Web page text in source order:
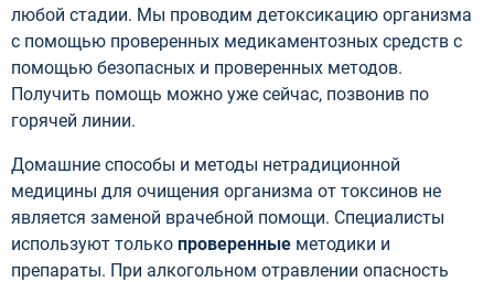
любой стадии. Мы проводим детоксикацию организма
с помощью проверенных медикаментозных средств с
помощью безопасных и проверенных методов.
Получить помощь можно уже сейчас, позвонив по
горячей линии.
Домашние способы и методы нетрадиционной
медицины для очищения организма от токсинов не
является заменой врачебной помощи. Специалисты
используют только проверенные методики и
препараты. При алкогольном отравлении опасность